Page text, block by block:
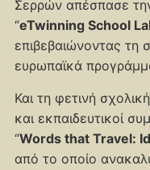
Σερρών απέσπασε
“eTwinning School
επιβεβαιώνοντας τη
ευρωπαϊκά
Και τη φετινή
και εκπαιδευτικοί
“Words that Travel:
από το οποίο